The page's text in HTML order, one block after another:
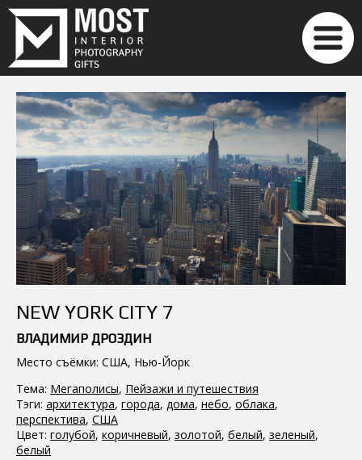
NEW YORK CITY 7
ВЛАДИМИР ДРОЗДИН
Место съёмки: США, Нью-Йорк
Тема: Мегаполисы, Пейзажи и путешествия
Тэги: архитектура, города, дома, небо, облака,
перспектива, США
Цвет: голубой, коричневый, золотой, белый, зеленый,
белый